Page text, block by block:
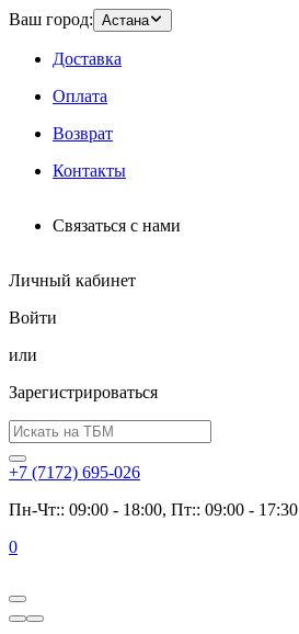
Ваш город: Астана
Доставка
Оплата
Возврат
Контакты
Связаться с нами
Личный кабинет
Войти
или
Зарегистрироваться
+7 (7172) 695-026
Пн-Чт:: 09:00 - 18:00, Пт:: 09:00 - 17:30
0